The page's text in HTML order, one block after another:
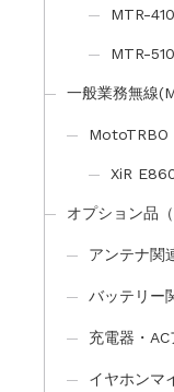
MTR-410
MTR-
一般業務無線
MotoTRBO
XiR
オプション品（
アンテナ関
バッテリー
充電器・AC
イヤホンマ